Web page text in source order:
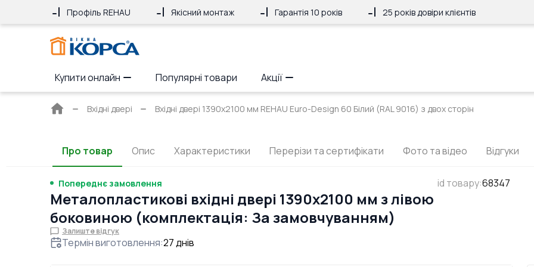
Профіль REHAU Якісний монтаж Гарантія 10 років 25 років довіри клієнтів
Купити онлайн Популярні товари Акції
Головна
Вхідні двері Вхідні двері 1390x2100 мм REHAU Euro-Design 60 Білий (RAL 9016) з двох сторін
Про товар Опис Характеристики Перерізи та сертифікати Фото та відео Відгуки
Попереднє замовлення id товару:68347
Металопластикові вхідні двері 1390x2100 мм з лівою
боковиною (комплектація: За замовчуванням)
Залиште відгук
Термін виготовлення:27днів